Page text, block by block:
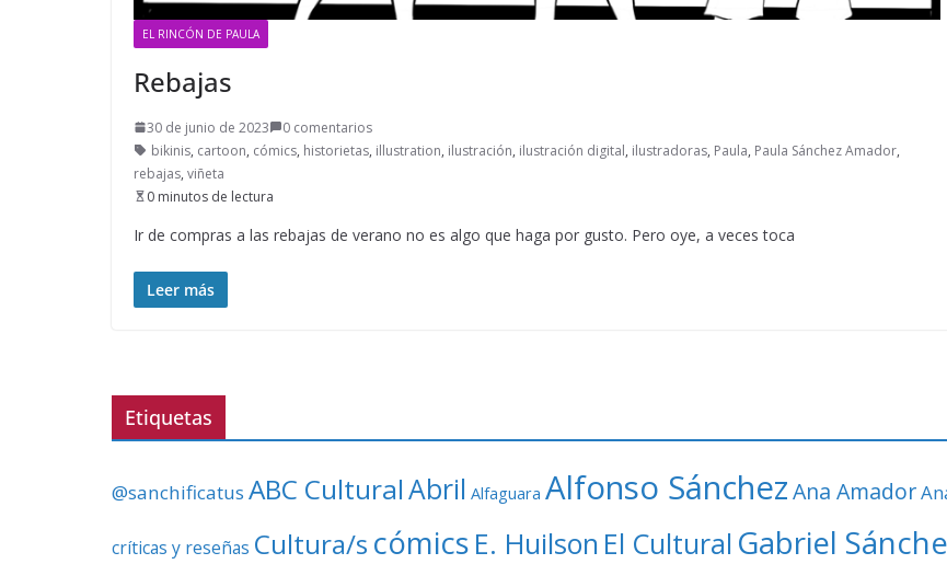
EL RINCÓN DE PAULA
Rebajas
30 de junio de 2023
0 comentarios
bikinis, cartoon, cómics, historietas, illustration, ilustración, ilustración digital, ilustradoras, Paula, Paula Sánchez Amador,
rebajas, viñeta
0 minutos de lectura
Ir de compras a las rebajas de verano no es algo que haga por gusto. Pero oye, a veces toca
Leer más
Etiquetas
@sanchificatus ABC CulturalAbril Alfaguara Alfonso SánchezAna Amador
críticas y reseñas Cultura/s cómics E. Huilson El Cultural Gabriel